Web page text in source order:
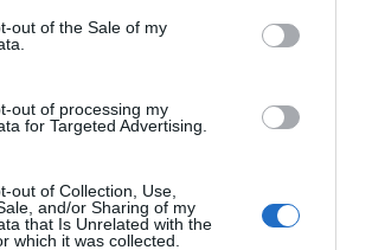
out of the Sale of my
out of processing my
for Targeted Advertising.
out of Collection, Use,
and/or Sharing of my
that Is Unrelated with the
which it was collected.
A
p
Li
k